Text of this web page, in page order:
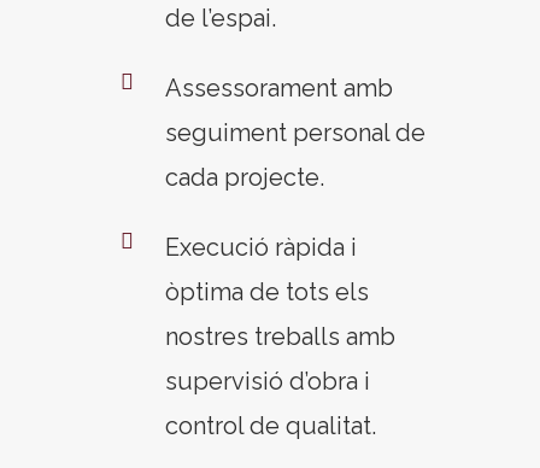
de l’espai.
Assessorament amb
seguiment personal de
cada projecte.
Execució ràpida i
òptima de tots els
nostres treballs amb
supervisió d’obra i
control de qualitat.